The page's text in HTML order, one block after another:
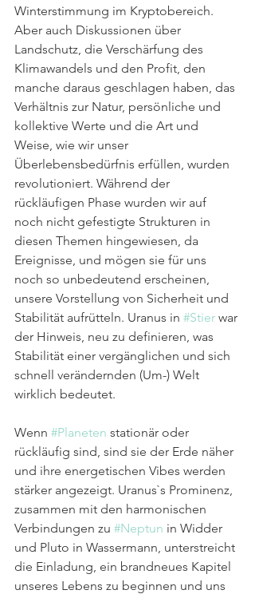
Winterstimmung im Kryptobereich.
Aber auch Diskussionen über
Landschutz, die Verschärfung des
Klimawandels und den Profit, den
manche daraus geschlagen haben, das
Verhältnis zur Natur, persönliche und
kollektive Werte und die Art und
Weise, wie wir unser
Überlebensbedürfnis erfüllen, wurden
revolutioniert. Während der
rückläufigen Phase wurden wir auf
noch nicht gefestigte Strukturen in
diesen Themen hingewiesen, da
Ereignisse, und mögen sie für uns
noch so unbedeutend erscheinen,
unsere Vorstellung von Sicherheit und
Stabilität aufrütteln. Uranus in #Stier war
der Hinweis, neu zu definieren, was
Stabilität einer vergänglichen und sich
schnell verändernden (Um-) Welt
wirklich bedeutet.
Wenn #Planeten stationär oder
rückläufig sind, sind sie der Erde näher
und ihre energetischen Vibes werden
stärker angezeigt. Uranus`s Prominenz,
zusammen mit den harmonischen
Verbindungen zu #Neptun in Widder
und Pluto in Wassermann, unterstreicht
die Einladung, ein brandneues Kapitel
unseres Lebens zu beginnen und uns